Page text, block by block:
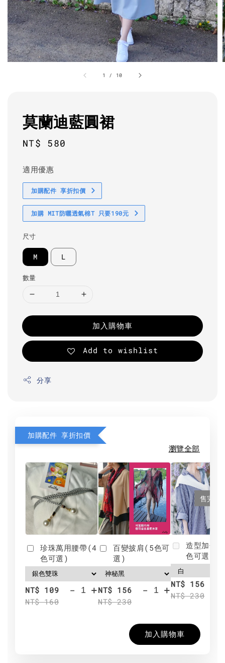
1 / 10
莫蘭迪藍圓裙
Regular
NT$ 580
適用優惠
加購配件 享折扣價
加購 MIT防曬透氣棉T 只要190元
尺寸
M L
數量
加入購物車
Add to wishlist
分享
加購配件 享折扣價
瀏覽全部
珍珠萬用腰帶(4
色可選)
NT$ 109
NT$ 160
- +
百變披肩(5色可
選)
NT$ 156
NT$ 230
- +
售完
造型加分
色可選)
NT$ 156
NT$ 230
加入購物車